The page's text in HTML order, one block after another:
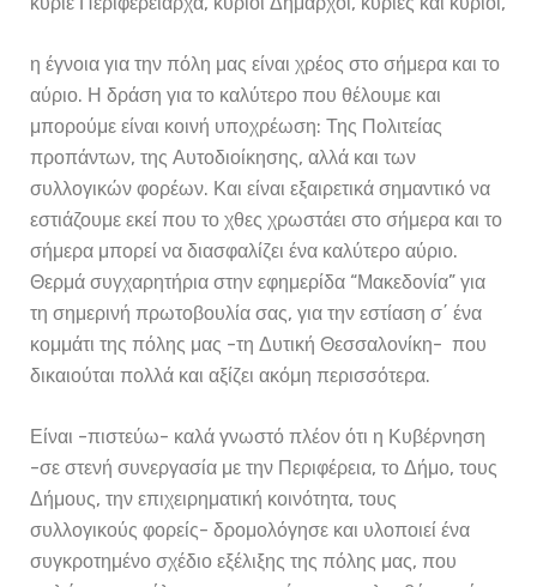
η έγνοια για την πόλη μας είναι χρέος στο σήμερα και το
αύριο. Η δράση για το καλύτερο που θέλουμε και
μπορούμε είναι κοινή υποχρέωση: Της Πολιτείας
προπάντων, της Αυτοδιοίκησης, αλλά και των
συλλογικών φορέων. Και είναι εξαιρετικά σημαντικό να
εστιάζουμε εκεί που το χθες χρωστάει στο σήμερα και το
σήμερα μπορεί να διασφαλίζει ένα καλύτερο αύριο.
Θερμά συγχαρητήρια στην εφημερίδα “Μακεδονία” για
τη σημερινή πρωτοβουλία σας, για την εστίαση σ΄ ένα
κομμάτι της πόλης μας -τη Δυτική Θεσσαλονίκη- που
δικαιούται πολλά και αξίζει ακόμη περισσότερα.
Είναι -πιστεύω- καλά γνωστό πλέον ότι η Κυβέρνηση
-σε στενή συνεργασία με την Περιφέρεια, το Δήμο, τους
Δήμους, την επιχειρηματική κοινότητα, τους
συλλογικούς φορείς- δρομολόγησε και υλοποιεί ένα
συγκροτημένο σχέδιο εξέλιξης της πόλης μας, που